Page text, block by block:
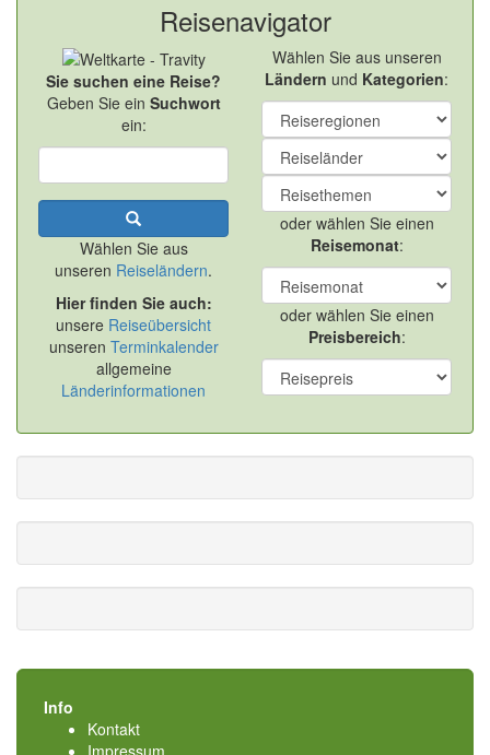
Reisenavigator
Sie suchen eine Reise?
Geben Sie ein Suchwort
ein:
Wählen Sie aus
unseren Reiseländern.
Hier finden Sie auch:
unsere Reiseübersicht
unseren Terminkalender
allgemeine
Länderinformationen
Wählen Sie aus unseren
Ländern und Kategorien:
oder wählen Sie einen
Reisemonat:
oder wählen Sie einen
Preisbereich:
Info
Kontakt